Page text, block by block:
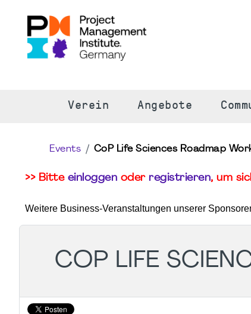
Verein Angebote
Events CoP Life Sciences Roadmap
>> Bitte einloggen oder registrieren, um
Weitere Business-Veranstaltungen unserer
COP LIFE